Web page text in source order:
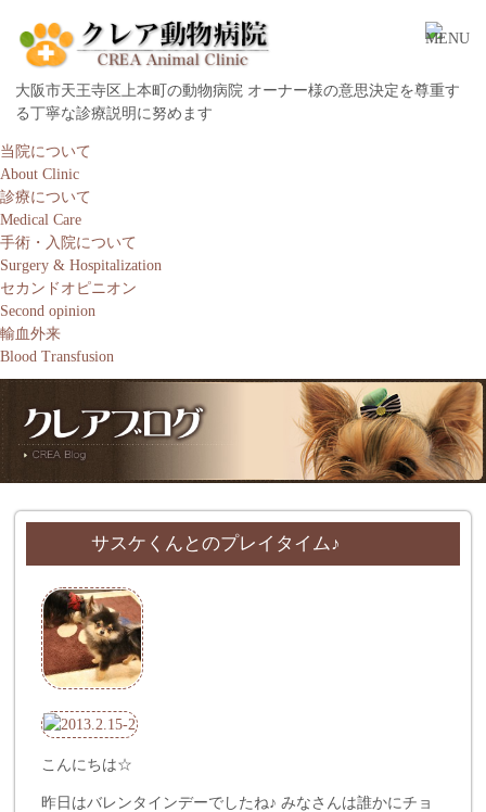
大阪市天王寺区上本町の動物病院 オーナー様の意思決定を尊重す
る丁寧な診療説明に努めます
当院について
About Clinic
診療について
Medical Care
手術・入院について
Surgery & Hospitalization
セカンドオピニオン
Second opinion
輸血外来
Blood Transfusion
サスケくんとのプレイタイム♪
こんにちは☆
昨日はバレンタインデーでしたね♪ みなさんは誰かにチョ